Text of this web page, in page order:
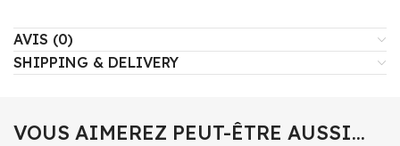
AVIS (0)
SHIPPING & DELIVERY
VOUS AIMEREZ PEUT-ÊTRE AUSSI…